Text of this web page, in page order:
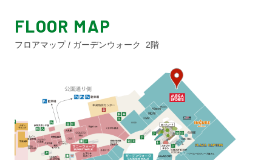
FLOOR MAP
フロアマップ / ガーデンウォーク 2階